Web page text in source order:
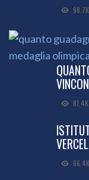
98.7K
81.4K
66.4K